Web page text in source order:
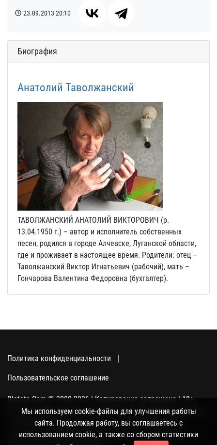
23.09.2013 20:10
Биография
Анатолий Таволжанский
ТАВОЛЖАНСКИЙ АНАТОЛИЙ ВИКТОРОВИЧ (р.
13.04.1950 г.) – автор и исполнитель собственных
песен, родился в городе Алчевске, Луганской области,
где и проживает в настоящее время. Родители: отец –
Таволжанский Виктор Игнатьевич (рабочий), мать –
Гончарова Валентина Федоровна (бухгалтер).
Политика конфиденциальности
Пользовательское соглашение
Blatata.Com © 2000-2026 | Копирование запрещено | 18+
Использование сайта подразумевает ваше полное согласие
с политикой конфиденциальности, пользовательским
соглашением и поддержкой куки, а также со сбором
Мы используем cookie-файлы для улучшения работы
сайта. Продолжая работу, вы соглашаетесь с
использованием cookie, а также со сбором статистики